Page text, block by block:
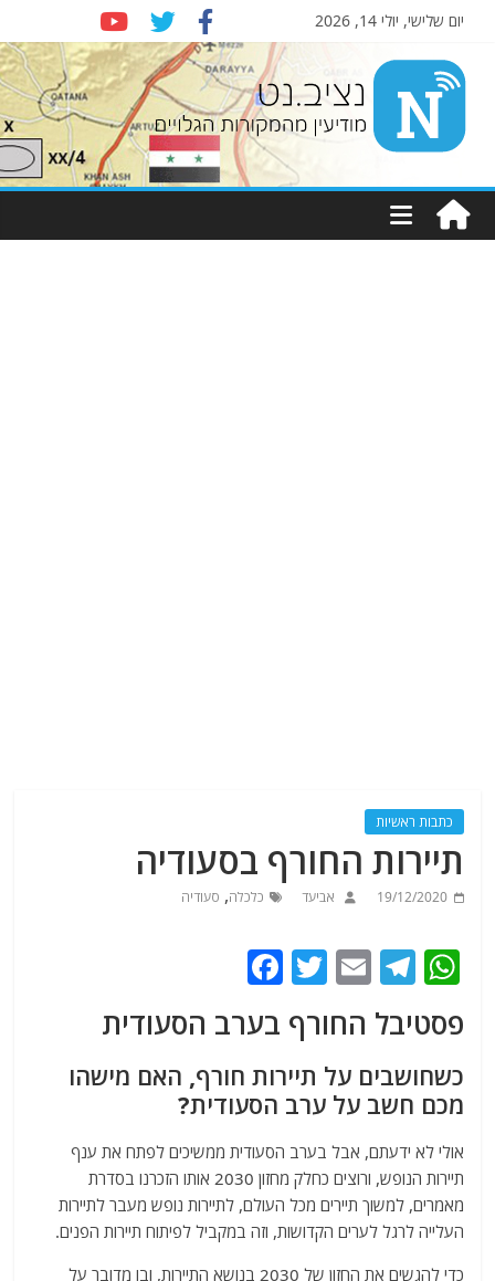
יום שלישי, יולי 14, 2026
Nziv.net
מודיעין
מהמקורות
כתבות ראשיות
תיירות החורף בסעודיה
19/12/2020 אביעד כלכלה, סעודיה
W
at
s
A
p
p
T
el
e
g
ra
m
E
ai
l
T
itt
er
c
e
b
o
o
k
פסטיבל החורף בערב הסעודית
כשחושבים על תיירות חורף, האם מישהו
מכם חשב על ערב הסעודית?
אולי לא ידעתם, אבל בערב הסעודית ממשיכים לפתח את ענף
תיירות הנופש, ורוצים כחלק מחזון 2030 אותו הזכרנו בסדרת
מאמרים, למשוך תיירים מכל העולם, לתיירות נופש מעבר לתיירות
העלייה לרגל לערים הקדושות, וזה במקביל לפיתוח תיירות הפנים.
כדי להגשים את החזון של 2030 בנושא התיירות, ובו מדובר על